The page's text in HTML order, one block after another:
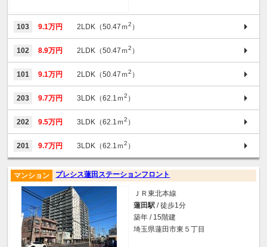
103 9.1万円 2LDK（50.47ｍ2 ）
102 8.9万円 2LDK（50.47ｍ2 ）
101 9.1万円 2LDK（50.47ｍ2 ）
203 9.7万円 3LDK（62.1ｍ2 ）
202 9.5万円 3LDK（62.1ｍ2 ）
201 9.7万円 3LDK（62.1ｍ2 ）
プレシス蓮田ステーションフロント
マンション
ＪＲ東北本線
蓮田駅 / 徒歩1分
築年 / 15階建
埼玉県蓮田市東５丁目